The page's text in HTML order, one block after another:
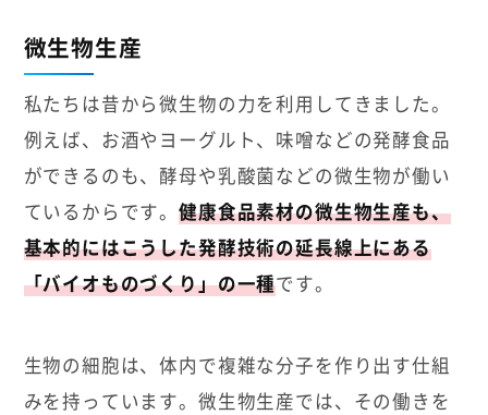
微生物生産
私たちは昔から微生物の力を利用してきました。
例えば、お酒やヨーグルト、味噌などの発酵食品
ができるのも、酵母や乳酸菌などの微生物が働い
ているからです。健康食品素材の微生物生産も、
基本的にはこうした発酵技術の延長線上にある
「バイオものづくり」の一種です。
生物の細胞は、体内で複雑な分子を作り出す仕組
みを持っています。微生物生産では、その働きを